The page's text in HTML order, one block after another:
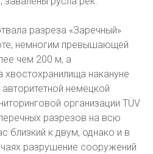
разреза «Заречный»
немногим превышающей
чем 200 м, а
накануне
немецкой
организации TÜV
разрезов на всю
близкий к двум, однако и в
разрушение сооружений